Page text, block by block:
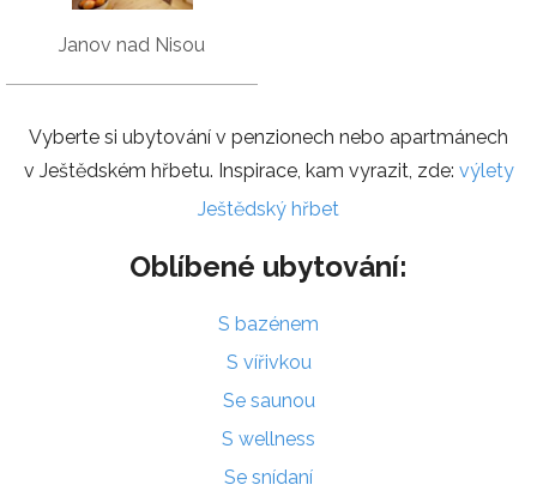
Janov nad Nisou
Vyberte si ubytování v penzionech nebo apartmánech
v Ještědském hřbetu. Inspirace, kam vyrazit, zde: výlety
Ještědský hřbet
Oblíbené ubytování:
S bazénem
S vířivkou
Se saunou
S wellness
Se snídaní